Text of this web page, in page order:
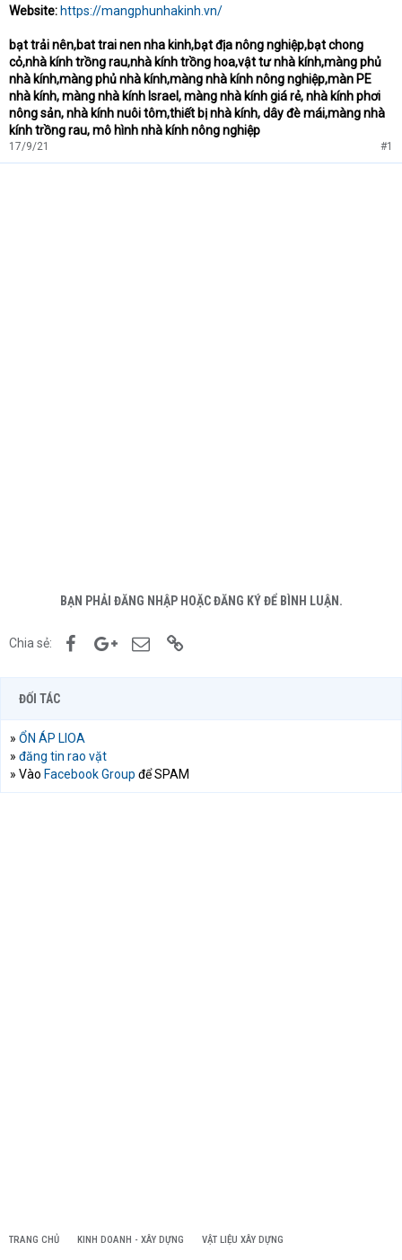
Website: https://mangphunhakinh.vn/
bạt trải nên,bat trai nen nha kinh,bạt địa nông nghiệp,bạt chong
cỏ,nhà kính trồng rau,nhà kính trồng hoa,vật tư nhà kính,màng phủ
nhà kính,màng phủ nhà kính,màng nhà kính nông nghiệp,màn PE
nhà kính, màng nhà kính Israel, màng nhà kính giá rẻ, nhà kính phơi
nông sản, nhà kính nuôi tôm,thiết bị nhà kính, dây đè mái,màng nhà
kính trồng rau, mô hình nhà kính nông nghiệp
17/9/21 #1
BẠN PHẢI ĐĂNG NHẬP HOẶC ĐĂNG KÝ ĐỂ BÌNH LUẬN.
Chia sẻ: FacebookGoogle+Email
ĐỐI TÁC
» ỔN ÁP LIOA
» đăng tin rao vặt
» Vào Facebook Group để SPAM
TRANG CHỦ KINH DOANH - XÂY DỰNG VẬT LIỆU XÂY DỰNG